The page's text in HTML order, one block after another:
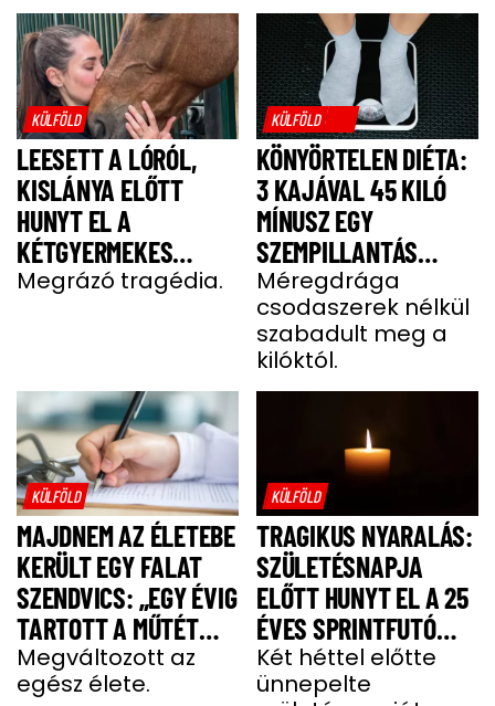
KÜLFÖLD
LEESETT A LÓRÓL,
KISLÁNYA ELŐTT
HUNYT EL A
KÉTGYERMEKES
DONATELLA
Megrázó tragédia.
KÜLFÖLD
KÖNYÖRTELEN DIÉTA:
3 KAJÁVAL 45 KILÓ
MÍNUSZ EGY
SZEMPILLANTÁS
ALATT
Méregdrága
csodaszerek nélkül
szabadult meg a
kilóktól.
KÜLFÖLD
MAJDNEM AZ ÉLETEBE
KERÜLT EGY FALAT
SZENDVICS: „EGY ÉVIG
TARTOTT A MŰTÉT
UTÁNI FELÉPÜLÉS”
Megváltozott az
egész élete.
KÜLFÖLD
TRAGIKUS NYARALÁS:
SZÜLETÉSNAPJA
ELŐTT HUNYT EL A 25
ÉVES SPRINTFUTÓ
LÁNY
Két héttel előtte
ünnepelte